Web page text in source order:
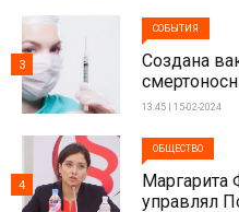
СОБЫТИЯ
Создана
13:45 | 15-02-2024
3
ОБЩЕСТВО
Маргарита
управлял
4